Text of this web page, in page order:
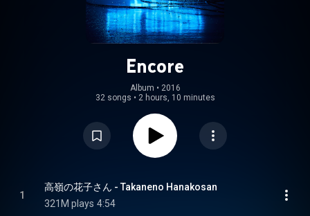
Encore
Album • 2016
32 songs • 2 hours, 10 minutes
1
高嶺の花子さん - Takaneno Hanakosan
321M plays 4:54